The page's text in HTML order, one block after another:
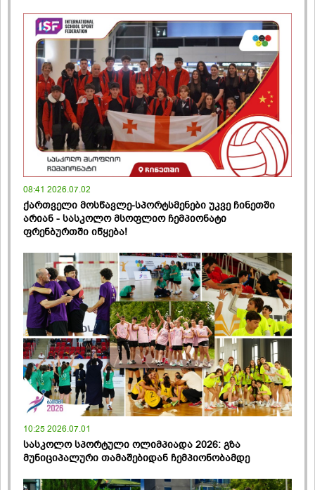
08:41 2026.07.02
ქართველი მოსწავლე-სპორტსმენები უკვე ჩინეთში
არიან - სასკოლო მსოფლიო ჩემპიონატი
ფრენბურთში იწყება!
10:25 2026.07.01
სასკოლო სპორტული ოლიმპიადა 2026: გზა
მუნიციპალური თამაშებიდან ჩემპიონობამდე